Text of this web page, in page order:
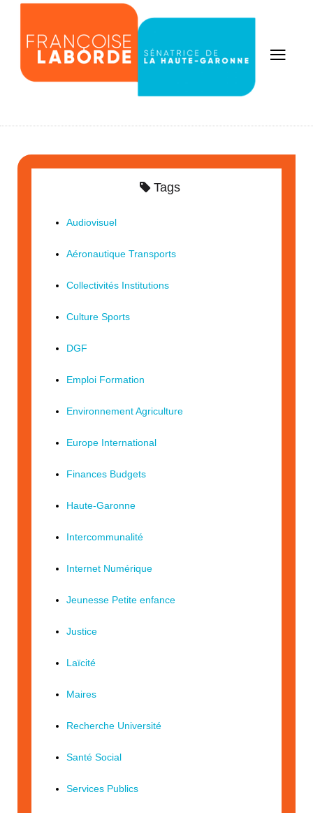
Tags
Audiovisuel
Aéronautique Transports
Collectivités Institutions
Culture Sports
DGF
Emploi Formation
Environnement Agriculture
Europe International
Finances Budgets
Haute-Garonne
Intercommunalité
Internet Numérique
Jeunesse Petite enfance
Justice
Laïcité
Maires
Recherche Université
Santé Social
Services Publics